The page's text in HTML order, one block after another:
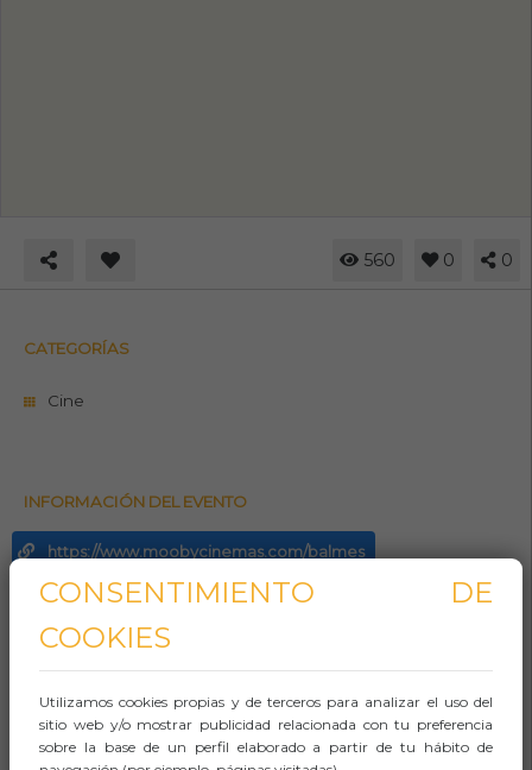
560 0 0
CATEGORÍAS
Cine
INFORMACIÓN DEL EVENTO
https://www.moobycinemas.com/balmes
902510500
Whasapp
Aforo:
Lugar (sitio llamado comúnmente)
CONSENTIMIENTO DE
COOKIES
Utilizamos cookies propias y de terceros para analizar el uso del
sitio web y/o mostrar publicidad relacionada con tu preferencia
sobre la base de un perfil elaborado a partir de tu hábito de